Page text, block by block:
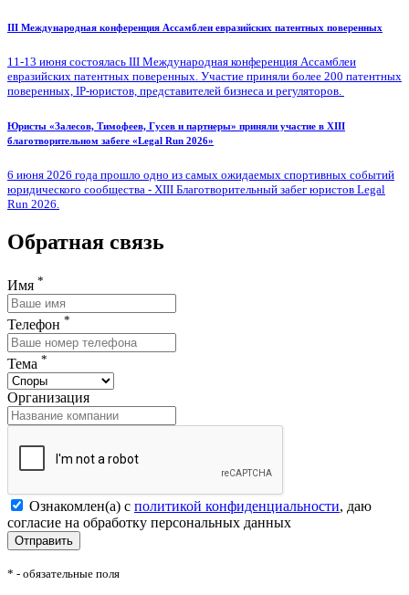
III Международная конференция Ассамблеи евразийских патентных поверенных
11-13 июня состоялась III Международная конференция Ассамблеи
евразийских патентных поверенных. Участие приняли более 200 патентных
поверенных, IP-юристов, представителей бизнеса и регуляторов.
Юристы «Залесов, Тимофеев, Гусев и партнеры» приняли участие в XIII
благотворительном забеге «Legal Run 2026»
6 июня 2026 года прошло одно из самых ожидаемых спортивных событий
юридического сообщества - XIII Благотворительный забег юристов Legal
Run 2026.
Обратная связь
Имя *
Телефон *
Тема *
Организация
Ознакомлен(а) с политикой конфиденциальности, даю
согласие на обработку персональных данных
Отправить
* - обязательные поля